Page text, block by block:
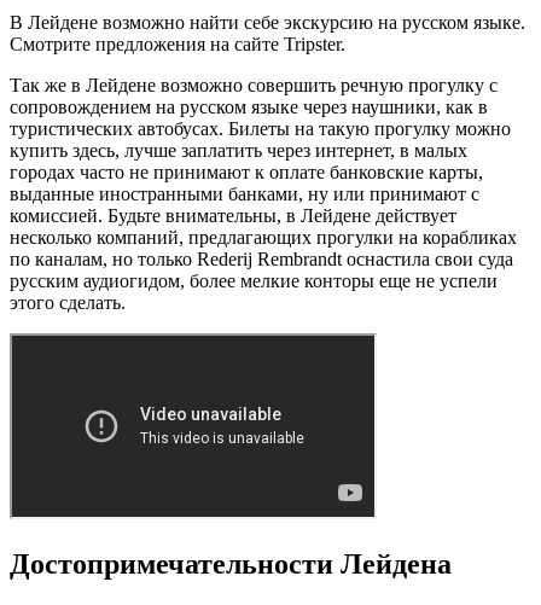
В Лейдене возможно найти себе экскурсию на русском языке.
Смотрите предложения на сайте Tripster.
Так же в Лейдене возможно совершить речную прогулку с
сопровождением на русском языке через наушники, как в
туристических автобусах. Билеты на такую прогулку можно
купить здесь, лучше заплатить через интернет, в малых
городах часто не принимают к оплате банковские карты,
выданные иностранными банками, ну или принимают с
комиссией. Будьте внимательны, в Лейдене действует
несколько компаний, предлагающих прогулки на корабликах
по каналам, но только Rederij Rembrandt оснастила свои суда
русским аудиогидом, более мелкие конторы еще не успели
этого сделать.
Достопримечательности Лейдена